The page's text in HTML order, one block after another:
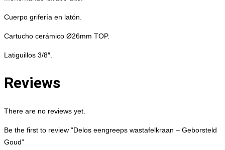
Cuerpo grifería en latón.
Cartucho cerámico Ø26mm TOP.
Latiguillos 3/8″.
Reviews
There are no reviews yet.
Be the first to review “Delos eengreeps wastafelkraan – Geborsteld
Goud”